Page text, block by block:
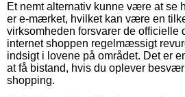
Et nemt alternativ kunne være at se
er e-mærket, hvilket kan være en
virksomheden forsvarer de officielle
internet shoppen regelmæssigt
indsigt i lovene på området. Det er
at få bistand, hvis du oplever
shopping.